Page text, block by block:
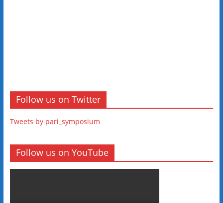
Follow us on Twitter
Tweets by pari_symposium
Follow us on YouTube